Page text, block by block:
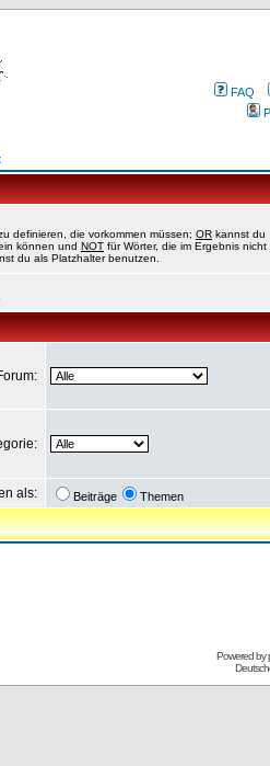
FAQ
definieren, die vorkommen müssen; OR kannst du
können und NOT für Wörter, die im Ergebnis nicht
du als Platzhalter benutzen.
als: Beiträge Themen
Powered by